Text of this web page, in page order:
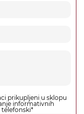
prikupljeni u sklopu
informativnih